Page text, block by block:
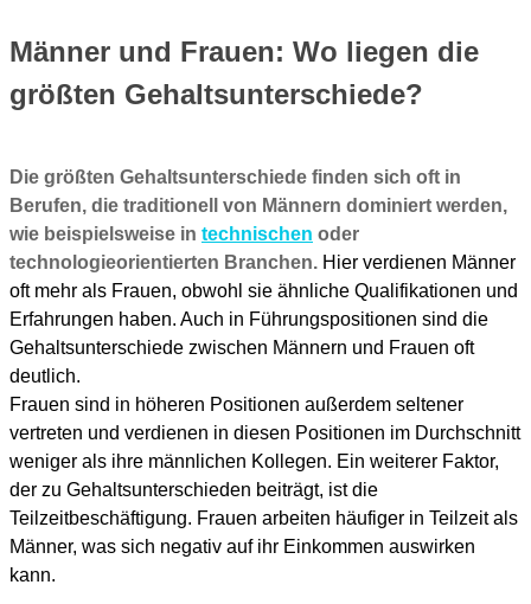
Männer und Frauen: Wo liegen die
größten Gehaltsunterschiede?
Die größten Gehaltsunterschiede finden sich oft in
Berufen, die traditionell von Männern dominiert werden,
wie beispielsweise in technischen oder
technologieorientierten Branchen. Hier verdienen Männer
oft mehr als Frauen, obwohl sie ähnliche Qualifikationen und
Erfahrungen haben. Auch in Führungspositionen sind die
Gehaltsunterschiede zwischen Männern und Frauen oft
deutlich.
Frauen sind in höheren Positionen außerdem seltener
vertreten und verdienen in diesen Positionen im Durchschnitt
weniger als ihre männlichen Kollegen. Ein weiterer Faktor,
der zu Gehaltsunterschieden beiträgt, ist die
Teilzeitbeschäftigung. Frauen arbeiten häufiger in Teilzeit als
Männer, was sich negativ auf ihr Einkommen auswirken
kann.